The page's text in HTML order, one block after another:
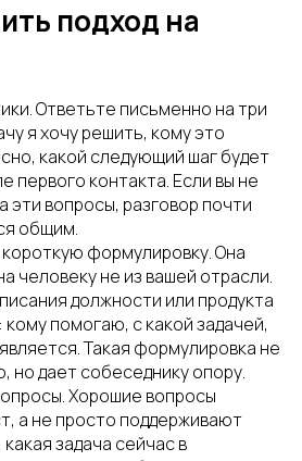
подход на
Ответьте письменно на три
я хочу решить, кому это
какой следующий шаг будет
первого контакта. Если вы не
эти вопросы, разговор почти
общим.
формулировку. Она
человеку не из вашей отрасли.
должности или продукта
помогаю, с какой задачей,
Такая формулировка не
но дает собеседнику опору.
Хорошие вопросы
а не просто поддерживают
задача сейчас в